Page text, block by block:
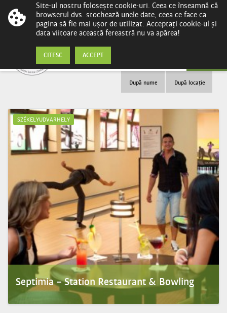
Cluburi de Bowling
După nume După locație
SZÉKELYUDVARHELY
Septimia – Station Restaurant & Bowling
Site-ul nostru folosește cookie-uri. Ceea ce înseamnă că
browserul dvs. stochează unele date, ceea ce face ca
pagina să fie mai ușor de utilizat. Acceptați cookie-ul și
data viitoare această fereastră nu va apărea!
CITESC ACCEPT